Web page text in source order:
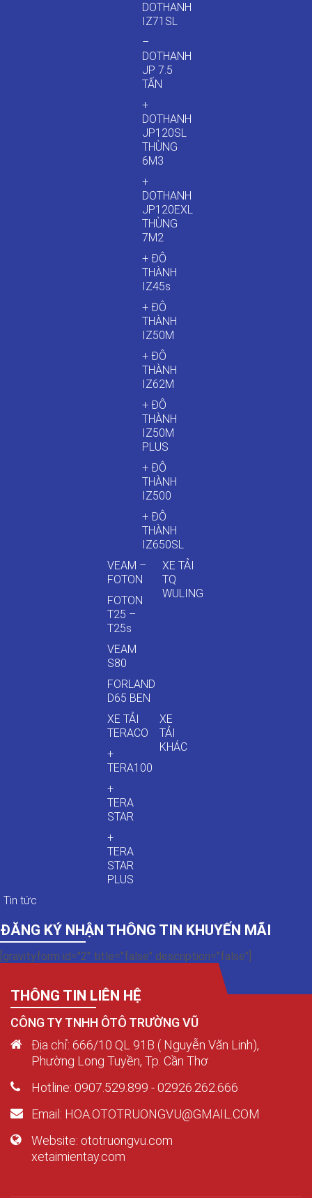
DOTHANH
IZ71SL
–
DOTHANH
JP 7.5
TẤN
+
DOTHANH
JP120SL
THÙNG
6M3
+
DOTHANH
JP120EXL
THÙNG
7M2
+ ĐÔ
THÀNH
IZ45s
+ ĐÔ
THÀNH
IZ50M
+ ĐÔ
THÀNH
IZ62M
+ ĐÔ
THÀNH
IZ50M
PLUS
+ ĐÔ
THÀNH
IZ500
+ ĐÔ
THÀNH
IZ650SL
VEAM –
FOTON
FOTON
T25 –
T25s
VEAM
S80
FORLAND
D65 BEN
XE TẢI
TQ
WULING
XE TẢI
TERACO
+
TERA100
+
TERA
STAR
+
TERA
STAR
PLUS
XE
TẢI
KHÁC
Tin tức
ĐĂNG KÝ NHẬN THÔNG TIN KHUYẾN MÃI
[gravityform id="2" title="false" description="false"]
THÔNG TIN LIÊN HỆ
CÔNG TY TNHH ÔTÔ TRƯỜNG VŨ
Địa chỉ: 666/10 QL 91B ( Nguyễn Văn Linh),
Phường Long Tuyền, Tp. Cần Thơ
Hotline: 0907.529.899 - 02926.262.666
Email: HOA.OTOTRUONGVU@GMAIL.COM
Website: ototruongvu.com
xetaimientay.com